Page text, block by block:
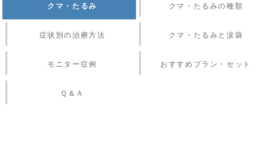
クマ・たるみ クマ・たるみの種類
症状別の治療方法 クマ・たるみと涙袋
モニター症例 おすすめプラン・セット
Ｑ＆Ａ